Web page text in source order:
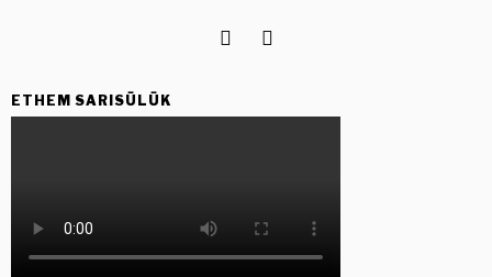
ETHEM SARISÜLÜK